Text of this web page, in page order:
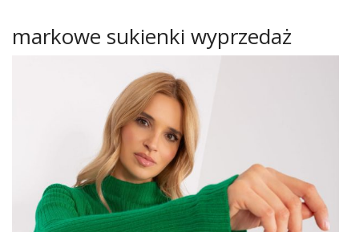
markowe sukienki wyprzedaż